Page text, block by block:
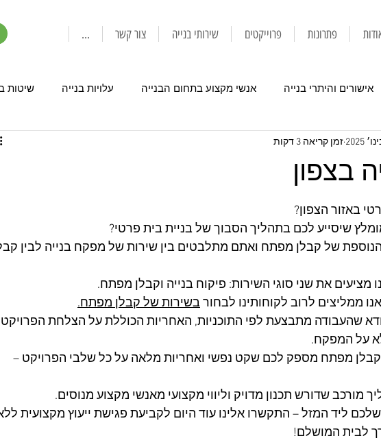
פתרונות פרוייקטים שירותי בנייה צור קשר ...
אישורים והיתרי בנייה אנשי מקצוע בתחום הבנייה עלויות בנייה שיטות
בצפון
זמן קריאה 3 דקות
באזור הצפון?
שיסייע לכם בתהליך הסבוך של בניית בית פרטי?
של קבלן מפתח ואתם מתלבטים בין שירות של מפקח בנייה לבין
מציעים את שני סוגי השירות: פיקוח בנייה וקבלן מפתח.
ממליצים לרוב לקוחותינו לבחור בשירות של קבלן מפתח.
שהעבודה מתבצעת לפי התוכניות, האחריות הכוללת על הצלחת הפרויקט
על המפקח.
מפתח מספק לכם שקט נפשי ואחריות מלאה על כל שלבי הפרויקט –
מורכב שדורש תכנון מדויק וליווי מקצועי מאנשי מקצוע מנוסים.
ליד המזל – התקשרו אלינו עוד היום לקביעת פגישת ייעוץ מקצועית
לבית המושלם!